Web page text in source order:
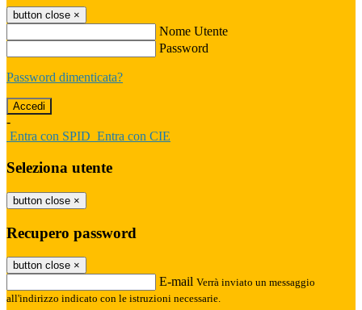
button close ×
Nome Utente
Password
Password dimenticata?
-
Entra con SPID Entra con CIE
Seleziona utente
button close ×
Recupero password
button close ×
E-mail Verrà inviato un messaggio
all'indirizzo indicato con le istruzioni necessarie.